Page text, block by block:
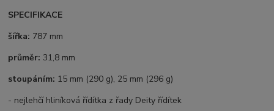
SPECIFIKACE
šířka: 787 mm
průměr: 31,8 mm
stoupáním: 15 mm (290 g), 25 mm (296 g)
- nejlehčí hliníková řídítka z řady Deity řídítek